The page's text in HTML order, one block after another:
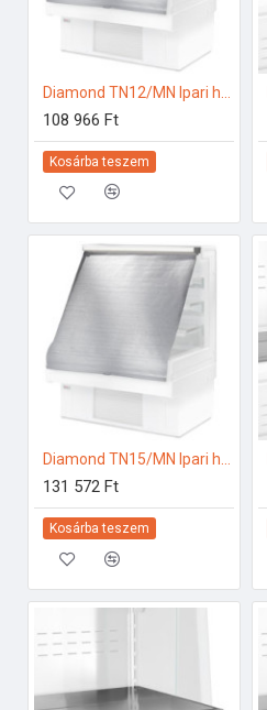
108 966 Ft
Kosárba teszem
Diamond TN15/MN Ipari hűtő kiegészítők
131 572 Ft
Kosárba teszem